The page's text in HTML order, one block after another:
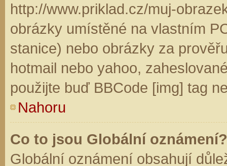
http://www.priklad.cz/muj-
obrázky umístěné na vlastním
stanice) nebo obrázky za
hotmail nebo yahoo,
použijte buď BBCode [img] tag
Nahoru
Co to jsou Globální oznámení?
Globální oznámení obsahují